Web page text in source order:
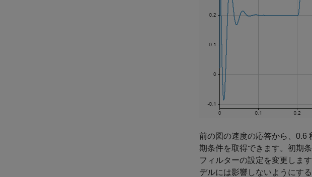
前の図の速度の応答から、0.6
期条件を取得できます。初期
フィルターの設定を変更しま
デルには影響しないようにす